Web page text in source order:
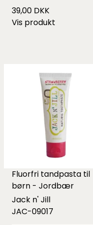
39,00 DKK
Vis produkt
Fluorfri tandpasta til
børn - Jordbær
Jack n' Jill
JAC-09017